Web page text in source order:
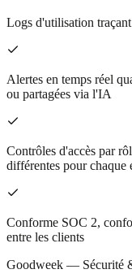
Logs d'utilisation
Alertes en temps réel
ou partagées via l'IA
Contrôles d'accès par
différentes pour chaque
Conforme SOC 2,
entre les clients
Goodweek — Sécurité